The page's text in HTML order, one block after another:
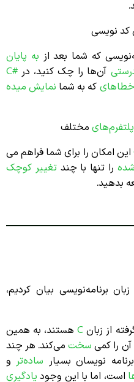
کد نویسی
که شما بعد از به پایان
آن‌ها را چک کنید، در #
C
خطاهای که به شما نمایش میده
پلتفرم‌های مختلف
این امکان را برای شما فراهم می
را تنها با چندتغییر کوچک
بدهید.
برنامه‌نویسی بیان کردیم،
از زبان Cهستند، به همین
آن را کمی سخت می‌کند. هر چند
نویسان بسیار ساده‌تر و
است، اما با این وجودیادگیری